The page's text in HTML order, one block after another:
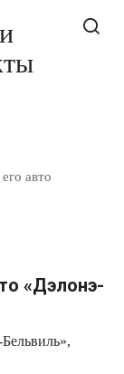
авто
«Дэлонэ-